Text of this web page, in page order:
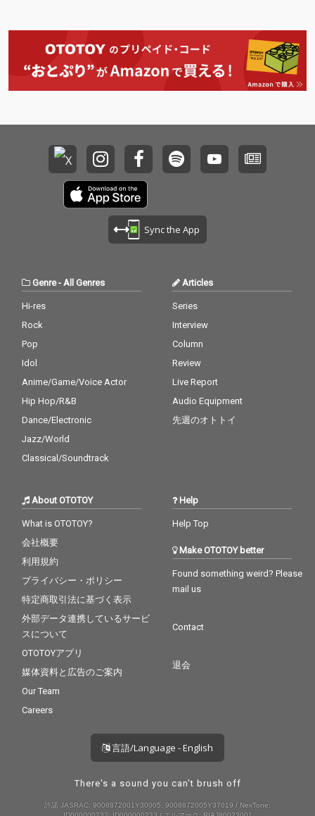
もちろん、千聖名義と
しては約17年振りの新
曲も収録。 限定盤は豪
華フォトブック付きの
アーティスト】 (五十
音順/敬称略) IKUO(BUL
L ZEICHEN 88/Rayflow
er)、岡本 真夜、O-JIRO
(PENICILLIN/Crack6)、S
ARSHI(HERO) 塩谷 瞬、
重盛 美晴、Jackie、鈴
木孝彦(PianoBassWorl
Crack6/etc) 魔太朗、Ri
cky(DASEIN)、Rookie F
iddler、LEVIN(La'crym
【千聖コメント】 『ち
しました。あれからい
ろいろありましたが、
れて非常に嬉しいで
す。なので、それを祝
してベストアルバムを
出すことにします。 全
曲入れちゃいます。あ
りがとうみんな! おめで
とうオレ(笑)』
Sync the App
Genre-All Genres
Hi-res
Rock
Pop
Idol
Anime/Game/Voice Actor
Hip Hop/R&B
Dance/Electronic
Jazz/World
Classical/Soundtrack
Articles
Series
Interview
Column
Review
Live Report
Audio Equipment
先週のオトトイ
About OTOTOY
What is OTOTOY?
会社概要
利用規約
プライバシー・ポリシー
特定商取引法に基づく表示
外部データ連携しているサービ
スについて
OTOTOYアプリ
媒体資料と広告のご案内
Our Team
Careers
Help
Help Top
Make OTOTOY better
Found something weird? Please
mail us
Contact
退会
言語/Language - English
There's a sound you can't brush off
許諾 JASRAC: 9008872001Y30005, 9008872005Y37019 / NexTone: